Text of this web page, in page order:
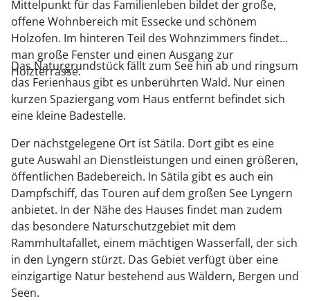
Mittelpunkt für das Familienleben bildet der große,
offene Wohnbereich mit Essecke und schönem
Holzofen. Im hinteren Teil des Wohnzimmers findet
man große Fenster und einen Ausgang zur
Holzterrasse.
Das Naturgrundstück fällt zum See hin ab und ringsum
das Ferienhaus gibt es unberührten Wald. Nur einen
kurzen Spaziergang vom Haus entfernt befindet sich
eine kleine Badestelle.
Der nächstgelegene Ort ist Sätila. Dort gibt es eine
gute Auswahl an Dienstleistungen und einen größeren,
öffentlichen Badebereich. In Sätila gibt es auch ein
Dampfschiff, das Touren auf dem großen See Lyngern
anbietet. In der Nähe des Hauses findet man zudem
das besondere Naturschutzgebiet mit dem
Rammhultafallet, einem mächtigen Wasserfall, der sich
in den Lyngern stürzt. Das Gebiet verfügt über eine
einzigartige Natur bestehend aus Wäldern, Bergen und
Seen.